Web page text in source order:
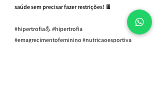
saúde sem precisar fazer restrições! 🍫
#hipertrofia💪 #hipertrofia
#emagrecimentofeminino #nutricaoesportiva